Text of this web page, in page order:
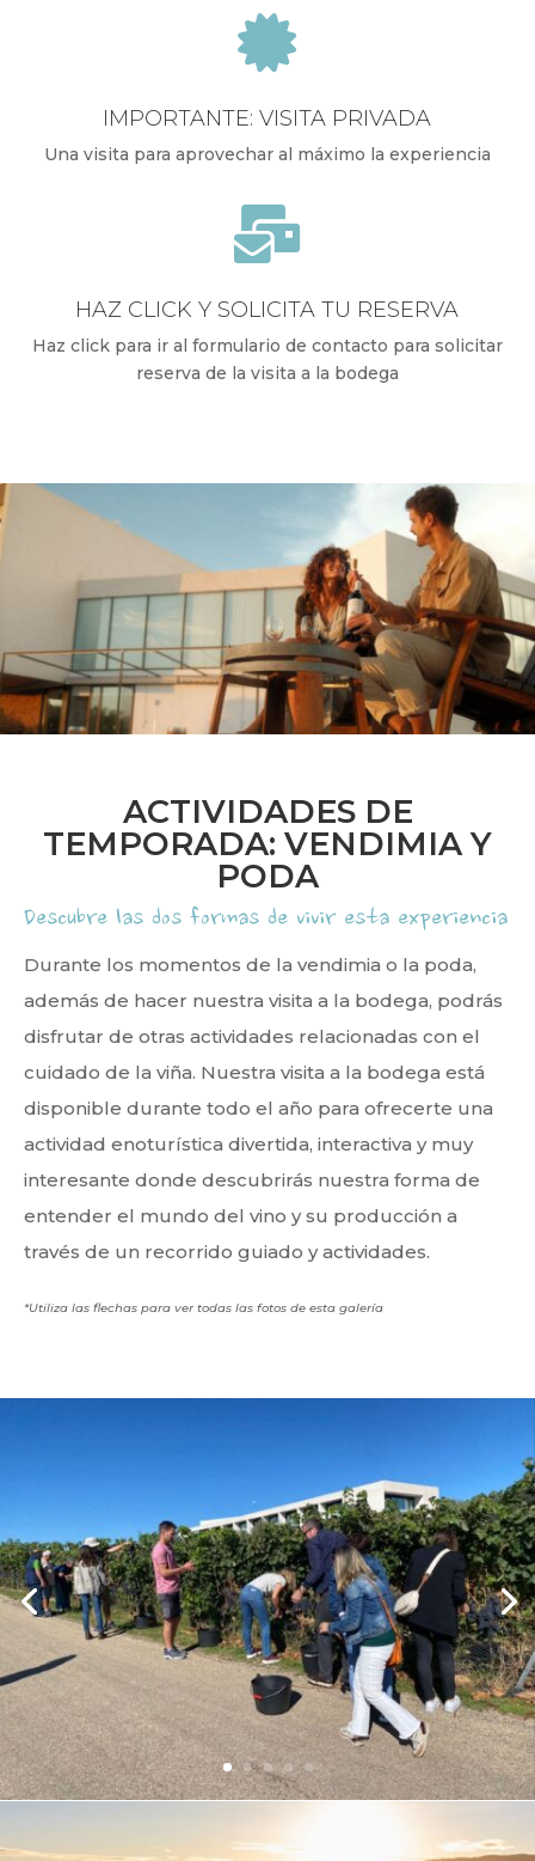

IMPORTANTE: VISITA PRIVADA
Una visita para aprovechar al máximo la experiencia

HAZ CLICK Y SOLICITA TU RESERVA
Haz click para ir al formulario de contacto para solicitar
reserva de la visita a la bodega
ACTIVIDADES DE
TEMPORADA: VENDIMIA Y
PODA
Descubre las dos formas de vivir esta experiencia
Durante los momentos de la vendimia o la poda,
además de hacer nuestra visita a la bodega, podrás
disfrutar de otras actividades relacionadas con el
cuidado de la viña. Nuestra visita a la bodega está
disponible durante todo el año para ofrecerte una
actividad enoturística divertida, interactiva y muy
interesante donde descubrirás nuestra forma de
entender el mundo del vino y su producción a
través de un recorrido guiado y actividades.
*Utiliza las flechas para ver todas las fotos de esta galería